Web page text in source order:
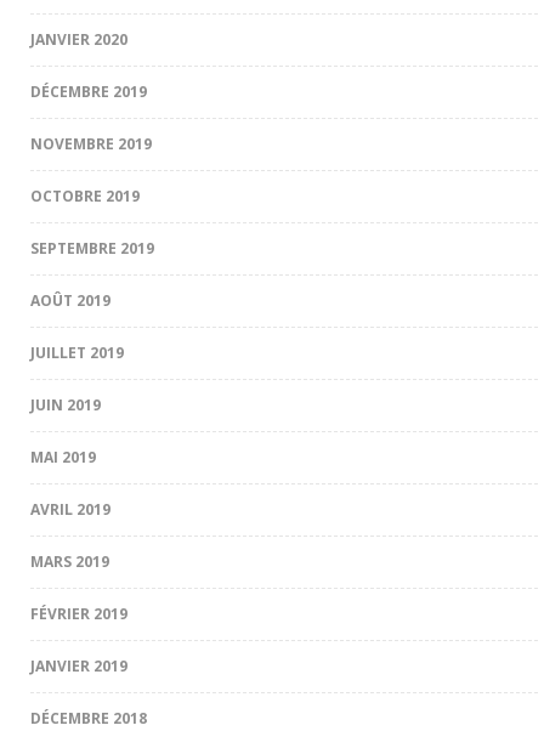
JANVIER 2020
DÉCEMBRE 2019
NOVEMBRE 2019
OCTOBRE 2019
SEPTEMBRE 2019
AOÛT 2019
JUILLET 2019
JUIN 2019
MAI 2019
AVRIL 2019
MARS 2019
FÉVRIER 2019
JANVIER 2019
DÉCEMBRE 2018